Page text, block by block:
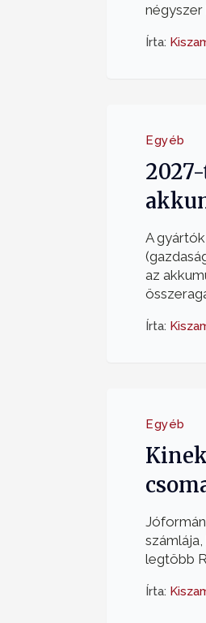
négyszer
Írta:
Egyéb
A
az
Írta:
Egyéb
legtöbb
Írta: